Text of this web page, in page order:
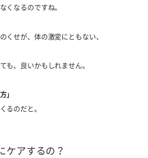
くなるのですね。
くせが、体の激変にともない、
も、良いかもしれません。
」
るのだと。
ケアするの？